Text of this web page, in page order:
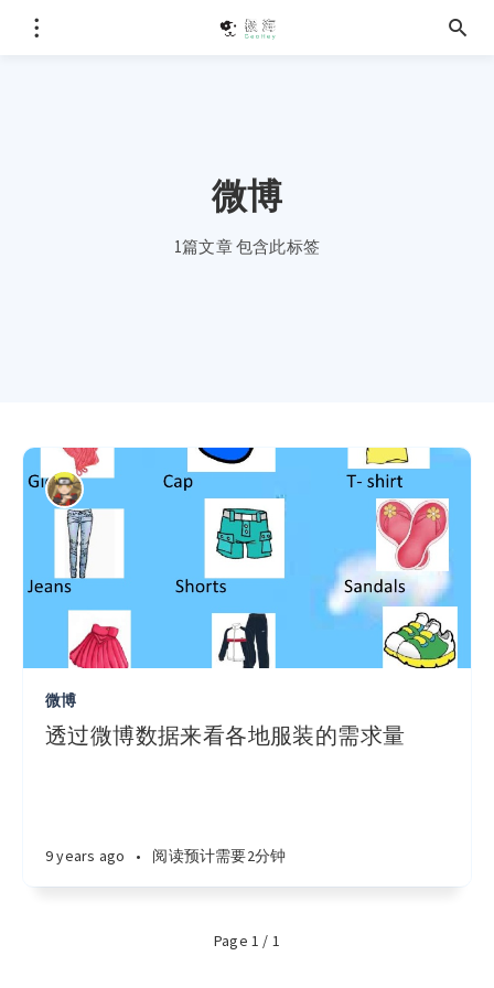
微博
1篇文章 包含此标签
微博
透过微博数据来看各地服装的需求量
9 years ago • 阅读预计需要2分钟
Page 1 / 1